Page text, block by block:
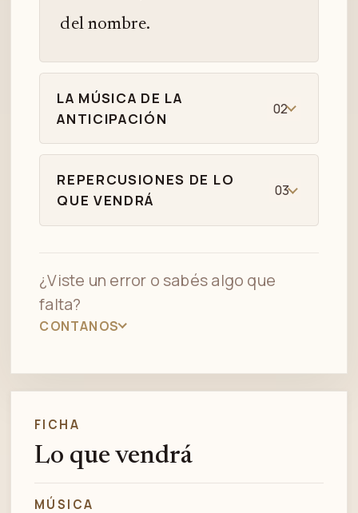
del nombre.
LA MÚSICA DE LA
ANTICIPACIÓN
02
REPERCUSIONES DE LO
QUE VENDRÁ
03
¿Viste un error o sabés algo que
falta?
CONTANOS
FICHA
Lo que vendrá
MÚSICA